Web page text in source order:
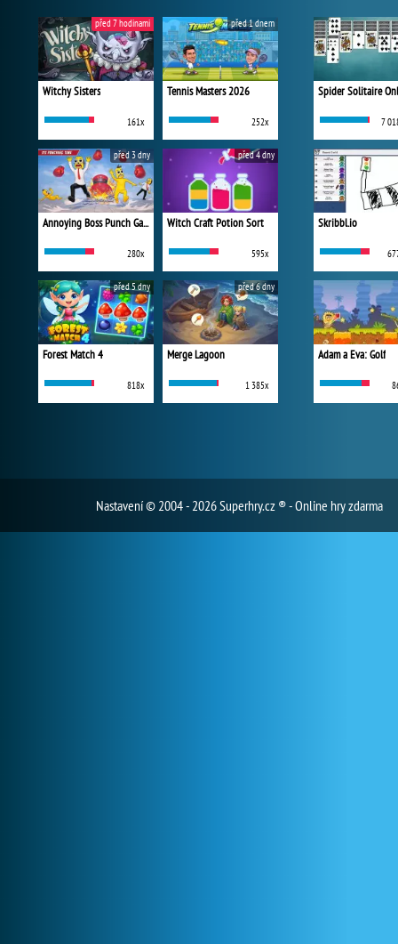
Witchy Sisters
161x
před 7 hodinami
Tennis Masters 2026
252x
před 1 dnem
Annoying Boss Punch Game
280x
před 3 dny
Witch Craft Potion Sort
595x
před 4 dny
Forest Match 4
818x
před 5 dny
Merge Lagoon
1 385x
před 6 dny
Spider Solitaire
7
Skribbl.io
Adam a Eva: Golf
Nastavení© 2004 - 2026 Superhry.cz ® - Online hry zdarma